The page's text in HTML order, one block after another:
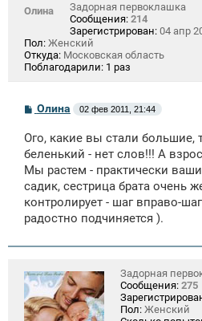
Олина
Задорная первоклашка
Сообщения: 214
Зарегистрирован: 04 апр
Пол: Женский
Откуда: Московская область
Поблагодарили: 1 раз
С
б
щ
е
н
и
Олина 02 фев 2011, 21:44
Ого, какие вы стали большие,
беленький - нет слов!!! А
Мы растем - практически
садик, сестрица брата очень
контролирует - шаг вправо-
радостно подчиняется ).
Задорная
Сообщения: 275
Пол: Женский